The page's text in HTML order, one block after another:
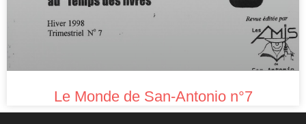
Le Monde de San-Antonio n°7